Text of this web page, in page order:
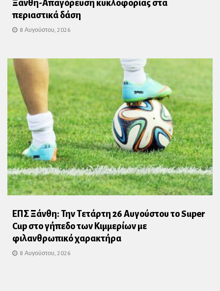
Ξάνθη-Απαγόρευση κυκλοφορίας στα
περιαστικά δάση
8 Αυγούστου, 2026
ΕΠΣ Ξάνθη: Την Τετάρτη 26 Αυγούστου το Super
Cup στο γήπεδο των Κιμμερίων με
φιλανθρωπικό χαρακτήρα
8 Αυγούστου, 2026